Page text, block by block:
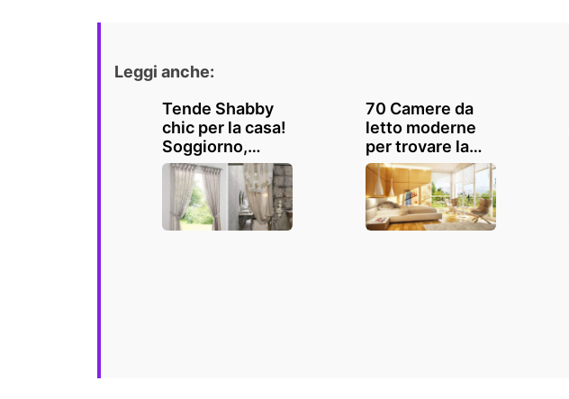
Leggi anche:
Tende Shabby
chic per la casa!
Soggiorno,
cucina, camera
e bagno
70 Camere da
letto moderne
per trovare la
giusta
ispirazione